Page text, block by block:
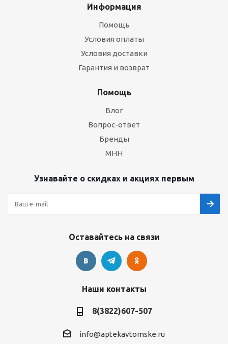
Информация
Помощь
Условия оплаты
Условия доставки
Гарантия и возврат
Помощь
Блог
Вопрос-ответ
Бренды
МНН
Узнавайте о скидках и акциях первым
Оставайтесь на связи
Наши контакты
8(3822)607-507
info@aptekavtomske.ru